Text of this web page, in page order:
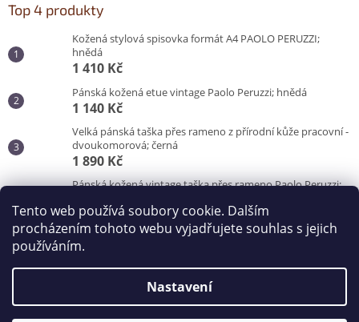
Tento web používá soubory cookie. Dalším
procházením tohoto webu vyjadřujete souhlas s jejich
používáním.
Nastavení
Top 4 produkty
Kožená stylová spisovka formát A4 PAOLO PERUZZI;
hnědá
1 410 Kč
Pánská kožená etue vintage Paolo Peruzzi; hnědá
1 140 Kč
Velká pánská taška přes rameno z přírodní kůže pracovní -
dvoukomorová; černá
1 890 Kč
Pánská kožená vintage taška přes rameno Paolo Peruzzi;
3 100 Kč
Vytvořil Shoptet